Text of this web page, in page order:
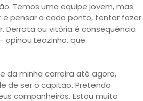
Temos uma equipe jovem, mas
pensar a cada ponto, tentar fazer
Derrota ou vitória é consequência
Leozinho, que
da minha carreira até agora,
de ser o capitão. Pretendo
companheiros. Estou muito